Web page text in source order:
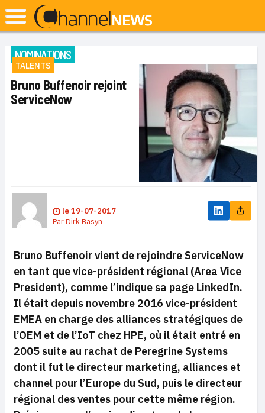
NOMINATIONS
TALENTS
Bruno Buffenoir rejoint
ServiceNow
le19-07-2017
ParDirk Basyn
Bruno Buffenoir vient de rejoindre ServiceNow
en tant que vice-président régional (Area Vice
President), comme l’indique sa page LinkedIn.
Il était depuis novembre 2016 vice-président
EMEA en charge des alliances stratégiques de
l’OEM et de l’IoT chez HPE, où il était entré en
2005 suite au rachat de Peregrine Systems
dont il fut le directeur marketing, alliances et
channel pour l’Europe du Sud, puis le directeur
régional des ventes pour cette même région.